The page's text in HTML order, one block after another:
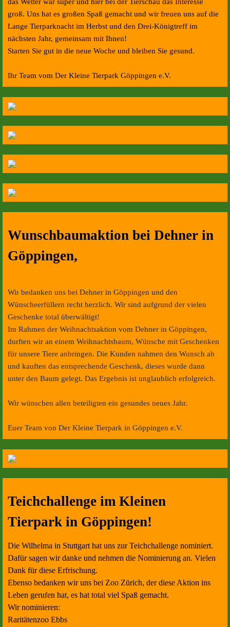
groß. Uns hat es großen Spaß gemacht und wir freuen uns auf die
Lange Tierparknacht im Herbst und den Drei-Königtreff im
nächsten Jahr, gemeinsam mit Ihnen!
Starten Sie gut in die neue Woche und bleiben Sie gesund.
Ihr Team vom Der Kleine Tierpark Göppingen e.V.
Wunschbaumaktion bei Dehner in
Göppingen,
Wir bedanken uns bei Dehner in Göppingen und den
Wünscheerfüllern recht herzlich. Wir sind aufgrund der vielen
Geschenke total überwältigt!
Im Rahmen der Weihnachtsaktion vom Dehner in Göppingen,
durften wir an einem Weihnachtsbaum, Wünsche mit Geschenken
für unsere Tiere anbringen. Die Kunden nahmen den Wunsch ab
und kauften das entsprechende Geschenk, dieses wurde dann
unter den Baum gelegt. Das Ergebnis ist unglaublich erfolgreich.
Wir wünschen allen beteiligten ein gesundes neues Jahr.
Euer Team von Der Kleine Tierpark in Göppingen e.V.
Teichchallenge im Kleinen
Tierpark in Göppingen!
Die Wilhelma in Stuttgart hat uns zur Teichchallenge nominiert.
Dafür sagen wir danke und nehmen die Nominierung an. Vielen
Dank für diese Erfrischung.
Ebenso bedanken wir uns bei Zoo Zürich, der diese Aktion ins
Leben gerufen hat, es hat total viel Spaß gemacht.
Wir nominieren:
Raritätenzoo Ebbs